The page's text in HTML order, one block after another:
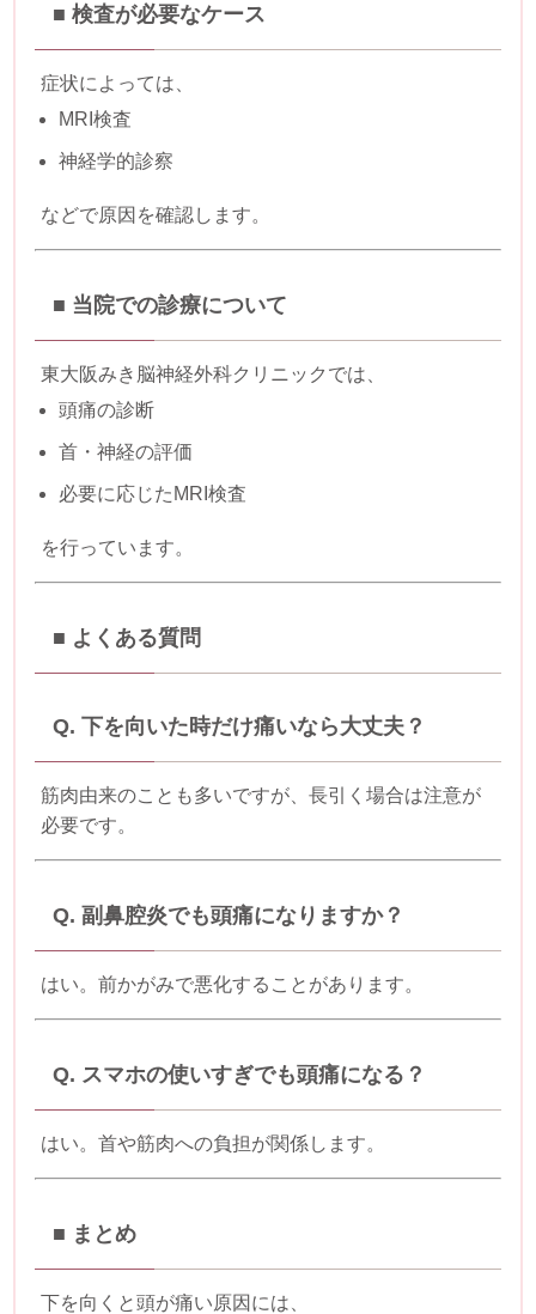
■ 検査が必要なケース
症状によっては、
MRI検査
神経学的診察
などで原因を確認します。
■ 当院での診療について
東大阪みき脳神経外科クリニックでは、
頭痛の診断
首・神経の評価
必要に応じたMRI検査
を行っています。
■ よくある質問
Q. 下を向いた時だけ痛いなら大丈夫？
筋肉由来のことも多いですが、長引く場合は注意が
必要です。
Q. 副鼻腔炎でも頭痛になりますか？
はい。前かがみで悪化することがあります。
Q. スマホの使いすぎでも頭痛になる？
はい。首や筋肉への負担が関係します。
■ まとめ
下を向くと頭が痛い原因には、